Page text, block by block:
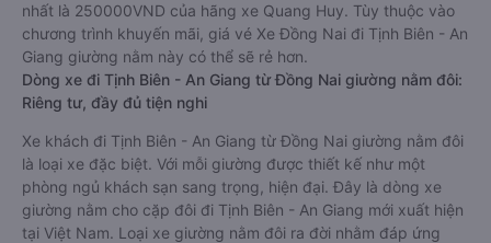
nhất là 250000VND của hãng xe Quang Huy. Tùy thuộc vào
chương trình khuyến mãi, giá vé Xe Đồng Nai đi Tịnh Biên - An
Giang giường nằm này có thể sẽ rẻ hơn.
Dòng xe đi Tịnh Biên - An Giang từ Đồng Nai giường nằm đôi:
Riêng tư, đầy đủ tiện nghi
Xe khách đi Tịnh Biên - An Giang từ Đồng Nai giường nằm đôi
là loại xe đặc biệt. Với mỗi giường được thiết kế như một
phòng ngủ khách sạn sang trọng, hiện đại. Đây là dòng xe
giường nằm cho cặp đôi đi Tịnh Biên - An Giang mới xuất hiện
tại Việt Nam. Loại xe giường nằm đôi ra đời nhằm đáp ứng